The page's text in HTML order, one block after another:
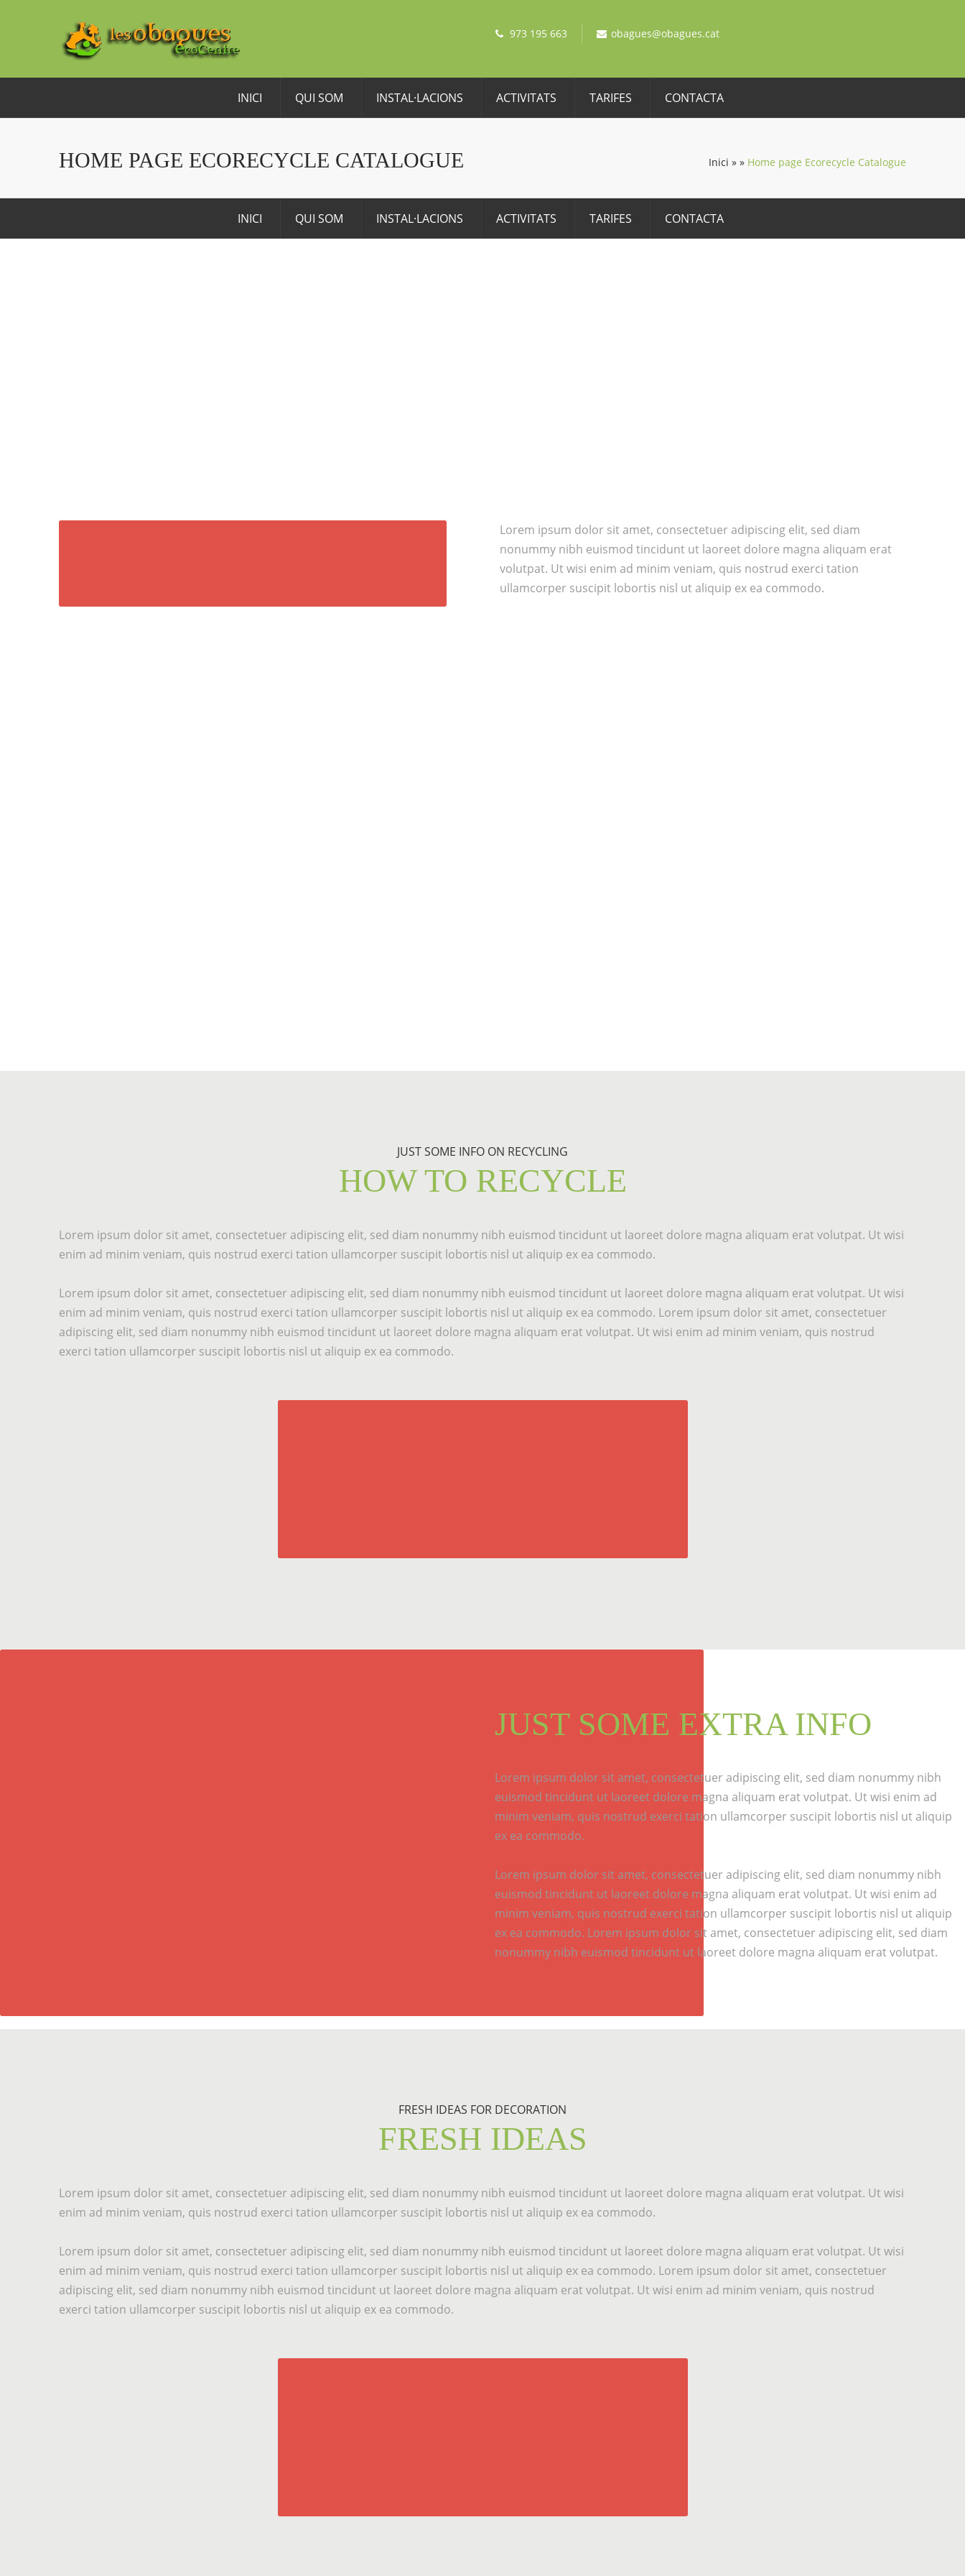
973 195 663 obagues@obagues.cat
INICI QUI SOM INSTAL·LACIONS ACTIVITATS TARIFES CONTACTA
HOME PAGE ECORECYCLE CATALOGUE Inici » » Home page Ecorecycle Catalogue
INICI QUI SOM INSTAL·LACIONS ACTIVITATS TARIFES CONTACTA
Lorem ipsum dolor sit amet, consectetuer adipiscing elit, sed diam
nonummy nibh euismod tincidunt ut laoreet dolore magna aliquam erat
volutpat. Ut wisi enim ad minim veniam, quis nostrud exerci tation
ullamcorper suscipit lobortis nisl ut aliquip ex ea commodo.
JUST SOME INFO ON RECYCLING
HOW TO RECYCLE
Lorem ipsum dolor sit amet, consectetuer adipiscing elit, sed diam nonummy nibh euismod tincidunt ut laoreet dolore magna aliquam erat volutpat. Ut wisi
enim ad minim veniam, quis nostrud exerci tation ullamcorper suscipit lobortis nisl ut aliquip ex ea commodo.
Lorem ipsum dolor sit amet, consectetuer adipiscing elit, sed diam nonummy nibh euismod tincidunt ut laoreet dolore magna aliquam erat volutpat. Ut wisi
enim ad minim veniam, quis nostrud exerci tation ullamcorper suscipit lobortis nisl ut aliquip ex ea commodo. Lorem ipsum dolor sit amet, consectetuer
adipiscing elit, sed diam nonummy nibh euismod tincidunt ut laoreet dolore magna aliquam erat volutpat. Ut wisi enim ad minim veniam, quis nostrud
exerci tation ullamcorper suscipit lobortis nisl ut aliquip ex ea commodo.
JUST SOME EXTRA INFO
Lorem ipsum dolor sit amet, consectetuer adipiscing elit, sed diam nonummy nibh
euismod tincidunt ut laoreet dolore magna aliquam erat volutpat. Ut wisi enim ad
minim veniam, quis nostrud exerci tation ullamcorper suscipit lobortis nisl ut aliquip
ex ea commodo.
Lorem ipsum dolor sit amet, consectetuer adipiscing elit, sed diam nonummy nibh
euismod tincidunt ut laoreet dolore magna aliquam erat volutpat. Ut wisi enim ad
minim veniam, quis nostrud exerci tation ullamcorper suscipit lobortis nisl ut aliquip
ex ea commodo. Lorem ipsum dolor sit amet, consectetuer adipiscing elit, sed diam
nonummy nibh euismod tincidunt ut laoreet dolore magna aliquam erat volutpat.
FRESH IDEAS FOR DECORATION
FRESH IDEAS
Lorem ipsum dolor sit amet, consectetuer adipiscing elit, sed diam nonummy nibh euismod tincidunt ut laoreet dolore magna aliquam erat volutpat. Ut wisi
enim ad minim veniam, quis nostrud exerci tation ullamcorper suscipit lobortis nisl ut aliquip ex ea commodo.
Lorem ipsum dolor sit amet, consectetuer adipiscing elit, sed diam nonummy nibh euismod tincidunt ut laoreet dolore magna aliquam erat volutpat. Ut wisi
enim ad minim veniam, quis nostrud exerci tation ullamcorper suscipit lobortis nisl ut aliquip ex ea commodo. Lorem ipsum dolor sit amet, consectetuer
adipiscing elit, sed diam nonummy nibh euismod tincidunt ut laoreet dolore magna aliquam erat volutpat. Ut wisi enim ad minim veniam, quis nostrud
exerci tation ullamcorper suscipit lobortis nisl ut aliquip ex ea commodo.